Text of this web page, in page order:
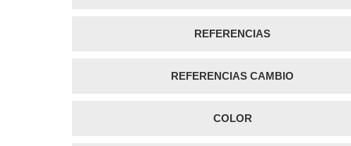
REFERENCIAS
REFERENCIAS CAMBIO
COLOR